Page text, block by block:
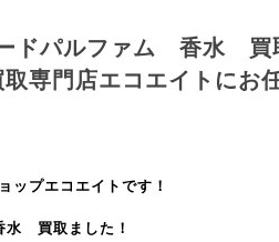
ドパルファム 香水 買
専門店エコエイトにお
プエコエイトです！
買取ました！